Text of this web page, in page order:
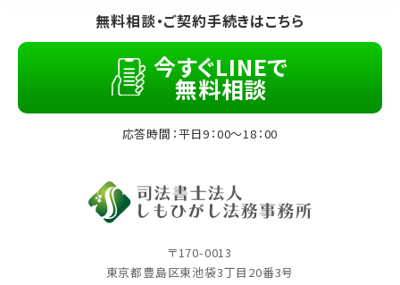
無料相談・ご契約手続きはこちら
今すぐLINEで
無料相談
応答時間：平日9：00～18：00
〒170-0013
東京都豊島区東池袋3丁⽬20番3号